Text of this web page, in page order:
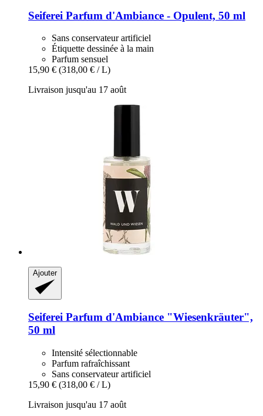
Seiferei Parfum d'Ambiance -​ Opulent, 50 ml
Sans conservateur artificiel
Étiquette dessinée à la main
Parfum sensuel
15,90 € (318,00 € / L)
Livraison jusqu'au 17 août
Ajouter
Seiferei Parfum d'Ambiance "Wiesenkräuter",
50 ml
Intensité sélectionnable
Parfum rafraîchissant
Sans conservateur artificiel
15,90 € (318,00 € / L)
Livraison jusqu'au 17 août